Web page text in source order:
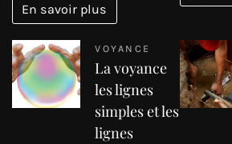
En savoir plus
VOYANCE
La voyance
les lignes
simples et les
lignes